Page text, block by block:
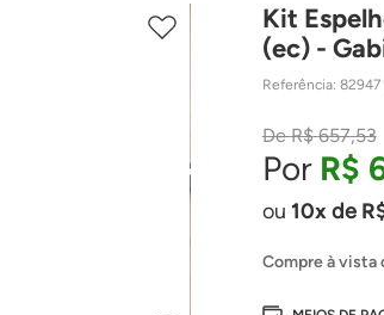
Kit
(ec) -
Referência: 82947
R$ 657,53
R$
10 de
Compre à vista